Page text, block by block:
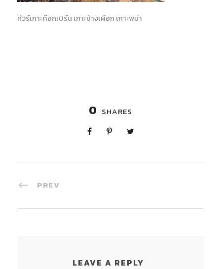
ทัวร์เกาะค๊อกเบิร์น เกาะช้างเผือก เกาะพม่า
0 SHARES
PREV
LEAVE A REPLY